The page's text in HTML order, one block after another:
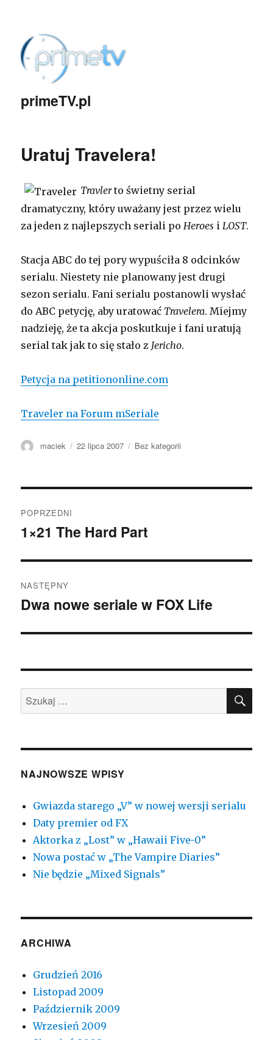
primeTV.pl
Uratuj Travelera!
Travlerto świetny serial
dramatyczny, który uważany jest przez wielu
za jeden z najlepszych seriali po Heroes i LOST.
Stacja ABC do tej pory wypuściła 8 odcinków
serialu. Niestety nie planowany jest drugi
sezon serialu. Fani serialu postanowli wysłać
do ABC petycję, aby uratować Travelera. Miejmy
nadzieję, że ta akcja poskutkuje i fani uratują
serial tak jak to się stało z Jericho.
Petycja na petitiononline.com
Traveler na Forum mSeriale
Autor
maciek Opublikowano
22 lipca 2007 Kategorie
Bez kategorii
wpisy
POPRZEDNI
Poprzedni
1×21 The Hard Part
NASTĘPNY
Następny
Dwa nowe seriale w FOX Life
Szukaj:
NAJNOWSZE WPISY
Gwiazda starego „V” w nowej wersji serialu
Daty premier od FX
Aktorka z „Lost” w „Hawaii Five-0”
Nowa postać w „The Vampire Diaries”
Nie będzie „Mixed Signals”
ARCHIWA
Grudzień 2016
Listopad 2009
Październik 2009
Wrzesień 2009